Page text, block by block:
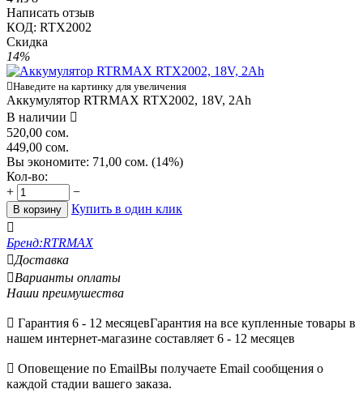
Написать отзыв
КОД: RTX2002
Скидка
14%
Наведите на картинку для увеличения
Аккумулятор RTRMAX RTX2002, 18V, 2Ah
В наличии 
520,00 сом.
449,00 сом.
Вы экономите: 71,00 сом. (14%)
Кол-во:
+
−
В корзину
Купить в один клик

Бренд:RTRMAX
Доставка
Варианты оплаты
Наши преимушества
 Гарантия 6 - 12 месяцевГарантия на все купленные товары в
нашем интернет-магазине составляет 6 - 12 месяцев
 Оповещение по EmailВы получаете Email сообщения о
каждой стадии вашего заказа.